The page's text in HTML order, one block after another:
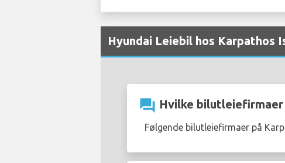
Hyundai Leiebil hos Karpathos
question_answer Hvilke
Følgende bilutleiefirmaer på